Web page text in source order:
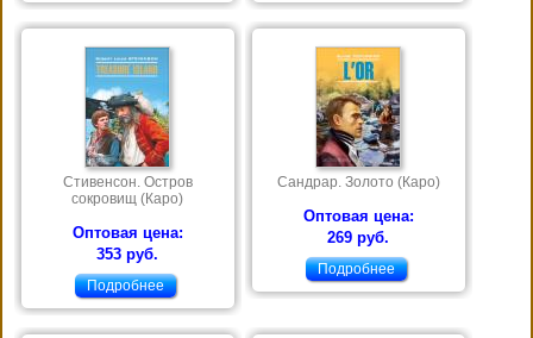
Стивенсон. Остров
сокровищ (Каро)
Оптовая цена:
353 руб.
Подробнее
Сандрар. Золото (Каро)
Оптовая цена:
269 руб.
Подробнее